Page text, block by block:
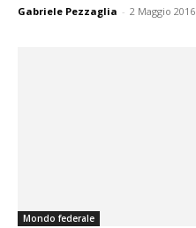
Gabriele Pezzaglia - 2 Maggio 2016
Mondo federale